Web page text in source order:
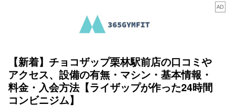
【新着】チョコザップ栗林駅前店の口コミや
アクセス、設備の有無・マシン・基本情報・
料金・入会方法【ライザップが作った24時間
コンビニジム】